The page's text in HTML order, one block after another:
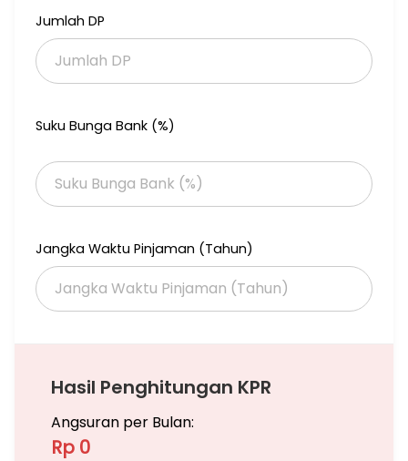
Yukk kunjungi unitnya bersama Venny
#rumah #rumahdijual #jualrumah #rumahbaru
#rumahtangerang #metropermatakarangtengah
Jumlah DP
Suku Bunga Bank (%)
Jangka Waktu Pinjaman (Tahun)
Hasil Penghitungan KPR
Angsuran per Bulan:
Rp 0